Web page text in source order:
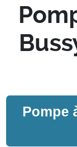
Pompe